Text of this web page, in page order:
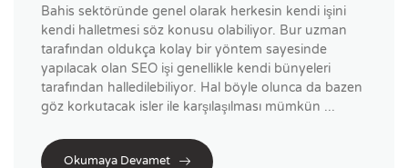
Bahis sektöründe genel olarak herkesin kendi işini
kendi halletmesi söz konusu olabiliyor. Bur uzman
tarafından oldukça kolay bir yöntem sayesinde
yapılacak olan SEO işi genellikle kendi bünyeleri
tarafından halledilebiliyor. Hal böyle olunca da bazen
göz korkutacak isler ile karşılaşılması mümkün ...
Okumaya Devamet